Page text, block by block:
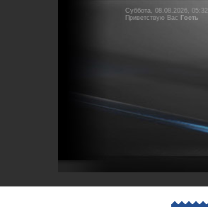
Суббота, 08.08.2026, 05:32
Приветствую Вас Гость